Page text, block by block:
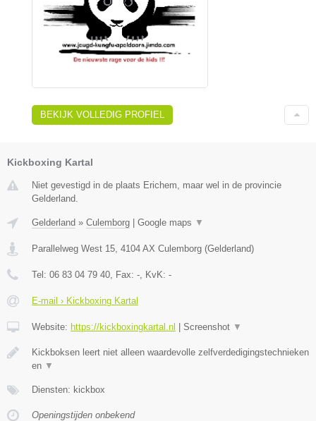
BEKIJK VOLLEDIG PROFIEL
Kickboxing Kartal
Niet gevestigd in de plaats Erichem, maar wel in de provincie
Gelderland.
Gelderland » Culemborg Google maps ▼
Parallelweg West 15, 4104 AX Culemborg (Gelderland)
Tel: 06 83 04 79 40, Fax: -, KvK: -
E-mail › Kickboxing Kartal
Website: https://kickboxingkartal.nl Screenshot ▼
Kickboksen leert niet alleen waardevolle zelfverdedigingstechnieken
en ▼
Diensten: kickbox
Openingstijden onbekend